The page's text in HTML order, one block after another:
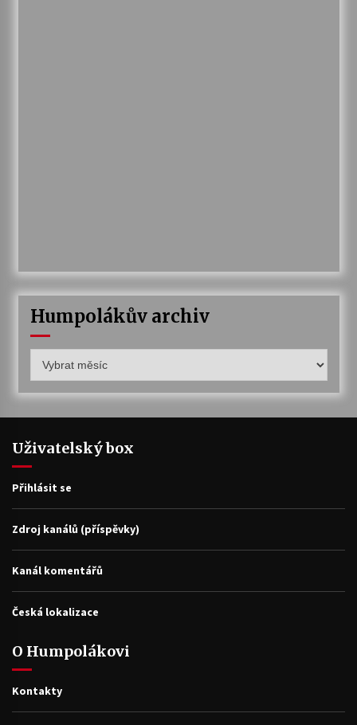
Humpolákův archiv
archiv
Uživatelský box
Přihlásit se
Zdroj kanálů (příspěvky)
Kanál komentářů
Česká lokalizace
O Humpolákovi
Kontakty